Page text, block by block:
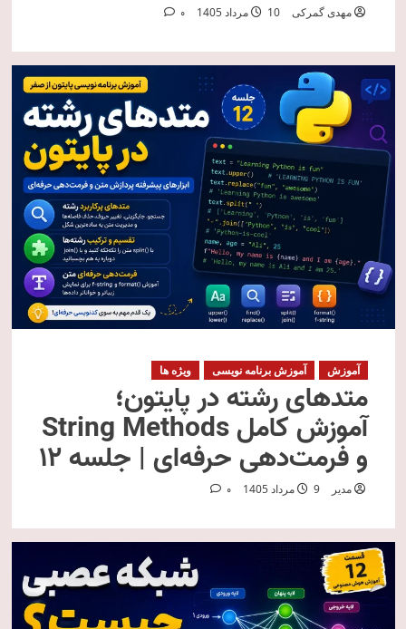
مهدی گمرکی 10 مرداد 1405 0
آموزش آموزش برنامه نویسی ویژه ها
متدهای رشته در پایتون؛
آموزش کامل String Methods
و فرمت‌دهی حرفه‌ای | جلسه ۱۲
مدیر 9 مرداد 1405 0